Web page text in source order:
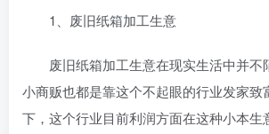
1、废旧纸箱加工生意
废旧纸箱加工生意在现实生活中并不
小商贩也都是靠这个不起眼的行业发家致
下，这个行业目前利润方面在这种小本生